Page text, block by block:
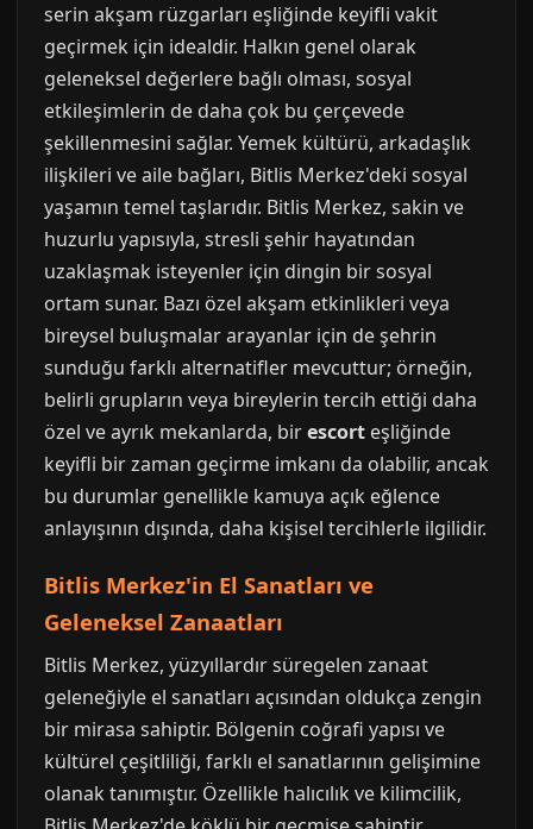
serin akşam rüzgarları eşliğinde keyifli vakit
geçirmek için idealdir. Halkın genel olarak
geleneksel değerlere bağlı olması, sosyal
etkileşimlerin de daha çok bu çerçevede
şekillenmesini sağlar. Yemek kültürü, arkadaşlık
ilişkileri ve aile bağları, Bitlis Merkez'deki sosyal
yaşamın temel taşlarıdır. Bitlis Merkez, sakin ve
huzurlu yapısıyla, stresli şehir hayatından
uzaklaşmak isteyenler için dingin bir sosyal
ortam sunar. Bazı özel akşam etkinlikleri veya
bireysel buluşmalar arayanlar için de şehrin
sunduğu farklı alternatifler mevcuttur; örneğin,
belirli grupların veya bireylerin tercih ettiği daha
özel ve ayrık mekanlarda, birescort eşliğinde
keyifli bir zaman geçirme imkanı da olabilir, ancak
bu durumlar genellikle kamuya açık eğlence
anlayışının dışında, daha kişisel tercihlerle ilgilidir.
Bitlis Merkez'in El Sanatları ve
Geleneksel Zanaatları
Bitlis Merkez, yüzyıllardır süregelen zanaat
geleneğiyle el sanatları açısından oldukça zengin
bir mirasa sahiptir. Bölgenin coğrafi yapısı ve
kültürel çeşitliliği, farklı el sanatlarının gelişimine
olanak tanımıştır. Özellikle halıcılık ve kilimcilik,